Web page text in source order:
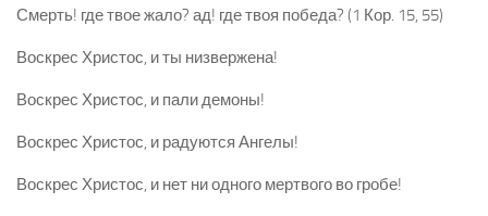
Смерть! где твое жало? ад! где твоя победа? (1 Кор. 15, 55)
Воскрес Христос, и ты низвержена!
Воскрес Христос, и пали демоны!
Воскрес Христос, и радуются Ангелы!
Воскрес Христос, и нет ни одного мертвого во гробе!